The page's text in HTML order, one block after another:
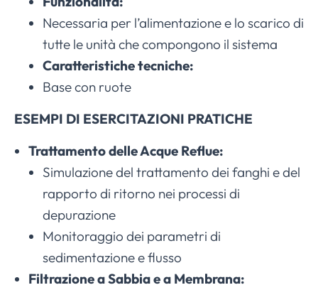
Necessaria per l’alimentazione e lo scarico di
tutte le unità che compongono il sistema
Caratteristiche tecniche:
Base con ruote
ESEMPI DI ESERCITAZIONI PRATICHE
Trattamento delle Acque Reflue:
Simulazione del trattamento dei fanghi e del
rapporto di ritorno nei processi di
depurazione
Monitoraggio dei parametri di
sedimentazione e flusso
Filtrazione a Sabbia e a Membrana: